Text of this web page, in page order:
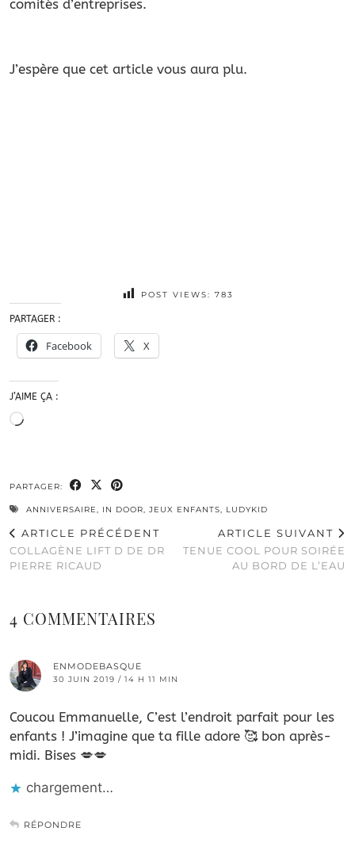
comités d’entreprises.
J’espère que cet article vous aura plu.
POST VIEWS: 783
PARTAGER :
Facebook X
J’AIME ÇA :
Chargement…
PARTAGER:
ANNIVERSAIRE, IN DOOR, JEUX ENFANTS, LUDYKID
ARTICLE PRÉCÉDENT
COLLAGÈNE LIFT D DE DR
PIERRE RICAUD
ARTICLE SUIVANT
TENUE COOL POUR SOIRÉE
AU BORD DE L’EAU
4 COMMENTAIRES
ENMODEBASQUE
30 JUIN 2019 / 14 H 11 MIN
Coucou Emmanuelle, C’est l’endroit parfait pour les
enfants ! J’imagine que ta fille adore 🥰 bon après-
midi. Bises 💋💋
chargement…
RÉPONDRE